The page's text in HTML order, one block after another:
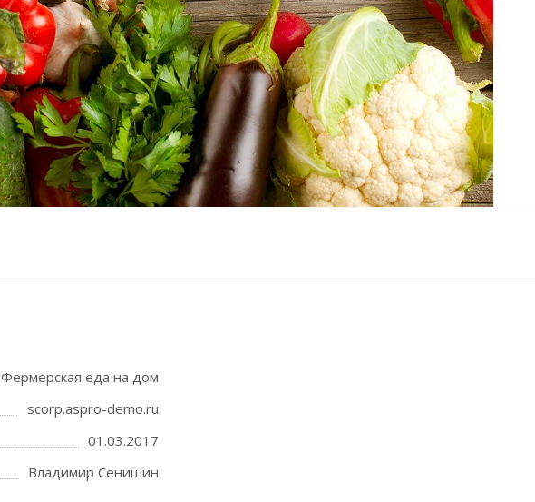
Фермерская еда на дом
scorp.aspro-demo.ru
01.03.2017
Владимир Сенишин